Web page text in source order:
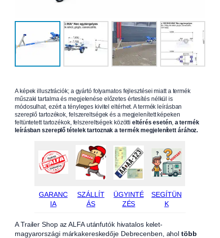
A képek illusztrációk; a gyártó folyamatos fejlesztései miatt a termék
műszaki tartalma és megjelenése előzetes értesítés nélkül is
módosulhat, ezért a tényleges kivitel eltérhet. A termék leírásban
szereplő tartozékok, felszereltségek és a megjelenített képeken
feltüntetett tartozékok, felszereltségek közöttieltérés esetén, a termék
leírásban szereplő tételek tartoznak a termék megjelenített árához.
GARANC
IA
SZÁLLÍT
ÁS
ÜGYINTÉ
ZÉS
SEGÍTÜN
K
A Trailer Shop az ALFA utánfutók hivatalos kelet-
magyarországi márkakereskedője Debrecenben, aholtöbb